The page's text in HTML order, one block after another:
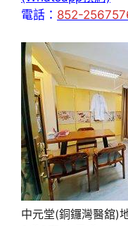
電話： 852-
中元堂(銅鑼灣醫舘)